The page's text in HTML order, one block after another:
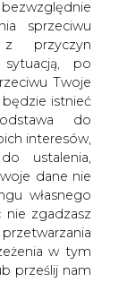
Twoje
istnieć
do
interesów,
ustalenia,
dane nie
własnego
nie zgadzasz
w tym
prześlij nam
Ochrony
.
zgodność z
przed jej
się krew
grupy
są
nowych
lub
to w
natomiast